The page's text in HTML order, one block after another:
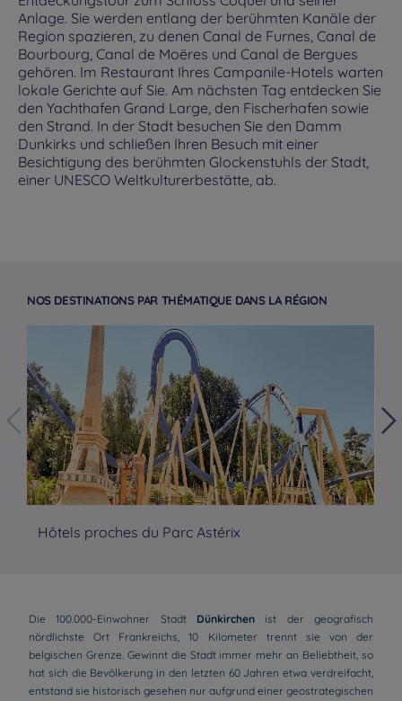
Anlage. Sie werden entlang der berühmten Kanäle der
Region spazieren, zu denen Canal de Furnes, Canal de
Bourbourg, Canal de Moëres und Canal de Bergues
gehören. Im Restaurant Ihres Campanile-Hotels warten
lokale Gerichte auf Sie. Am nächsten Tag entdecken Sie
den Yachthafen Grand Large, den Fischerhafen sowie
den Strand. In der Stadt besuchen Sie den Damm
Dunkirks und schließen Ihren Besuch mit einer
Besichtigung des berühmten Glockenstuhls der Stadt,
einer UNESCO Weltkulturerbestätte, ab.
NOS DESTINATIONS PAR THÉMATIQUE DANS LA RÉGION
Hôtels proches du Parc Astérix
Die 100.000-Einwohner Stadt Dünkirchen ist der geografisch
nördlichste Ort Frankreichs, 10 Kilometer trennt sie von der
belgischen Grenze. Gewinnt die Stadt immer mehr an Beliebtheit, so
hat sich die Bevölkerung in den letzten 60 Jahren etwa verdreifacht,
entstand sie historisch gesehen nur aufgrund einer geostrategischen